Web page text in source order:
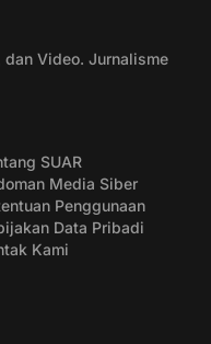
Video. Jurnalisme
SUAR
Media Siber
Penggunaan
Data Pribadi
Kami